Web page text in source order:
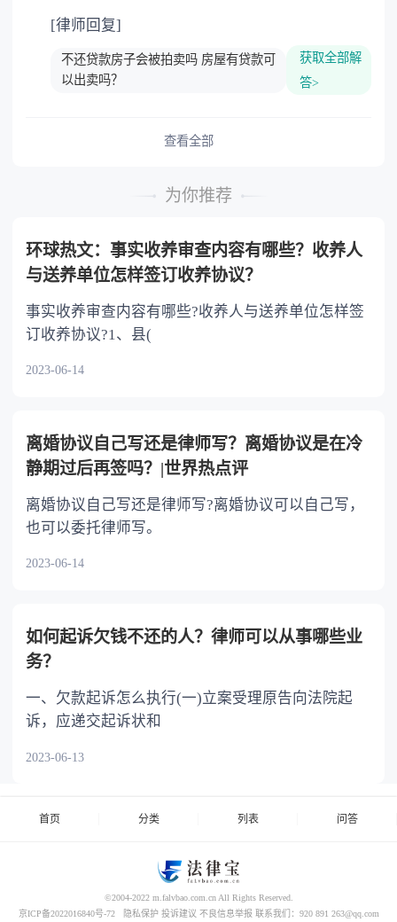
[律师回复]
不还贷款房子会被拍卖吗 房屋有贷款可
以出卖吗？
获取全部解
答>
查看全部
为你推荐
环球热文：事实收养审查内容有哪些？收养人
与送养单位怎样签订收养协议？
事实收养审查内容有哪些?收养人与送养单位怎样签
订收养协议?1、县(
2023-06-14
离婚协议自己写还是律师写？离婚协议是在冷
静期过后再签吗？|世界热点评
离婚协议自己写还是律师写?离婚协议可以自己写，
也可以委托律师写。
2023-06-14
如何起诉欠钱不还的人？律师可以从事哪些业
务？
一、欠款起诉怎么执行(一)立案受理原告向法院起
诉，应递交起诉状和
2023-06-13
首页 分类 列表 问答
©2004-2022 m.falvbao.com.cn All Rights Reserved.
京ICP备2022016840号-72
隐私保护 投诉建议 不良信息举报 联系我们：920 891 263@qq.com